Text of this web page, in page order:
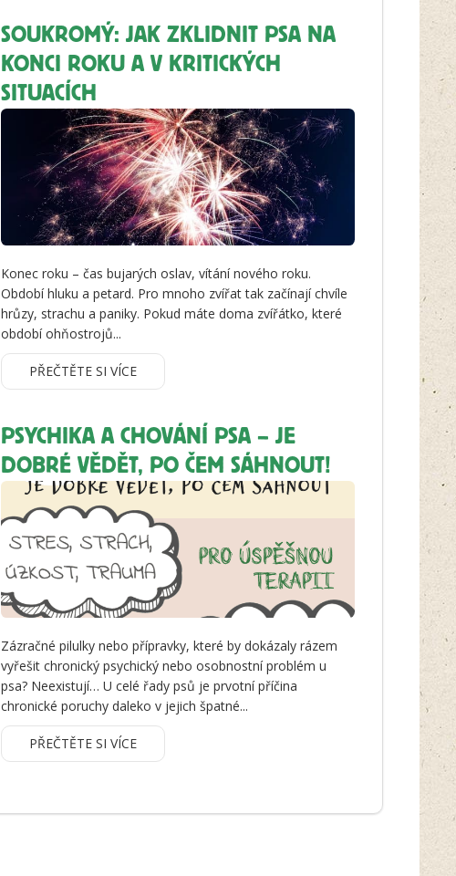
SOUKROMÝ: JAK ZKLIDNIT PSA NA
KONCI ROKU A V KRITICKÝCH
SITUACÍCH
Konec roku – čas bujarých oslav, vítání nového roku.
Období hluku a petard. Pro mnoho zvířat tak začínají chvíle
hrůzy, strachu a paniky. Pokud máte doma zvířátko, které
období ohňostrojů...
PŘEČTĚTE SI VÍCE
PSYCHIKA A CHOVÁNÍ PSA – JE
DOBRÉ VĚDĚT, PO ČEM SÁHNOUT!
Zázračné pilulky nebo přípravky, které by dokázaly rázem
vyřešit chronický psychický nebo osobnostní problém u
psa? Neexistují… U celé řady psů je prvotní příčina
chronické poruchy daleko v jejich špatné...
PŘEČTĚTE SI VÍCE